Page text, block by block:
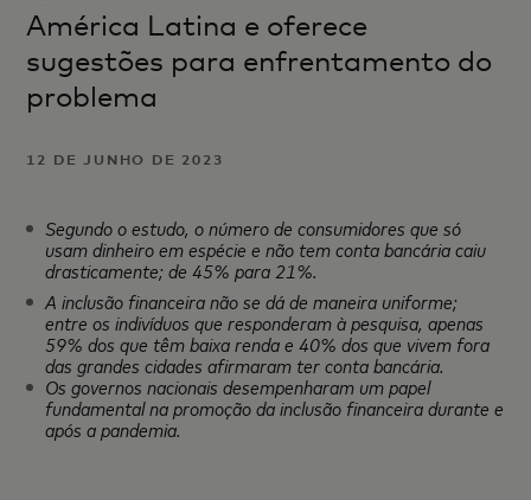
América Latina e oferece
sugestões para enfrentamento do
problema
12 DE JUNHO DE 2023
Segundo o estudo, o número de consumidores que só
usam dinheiro em espécie e não tem conta bancária caiu
drasticamente; de 45% para 21%.
A inclusão financeira não se dá de maneira uniforme;
entre os indivíduos que responderam à pesquisa, apenas
59% dos que têm baixa renda e 40% dos que vivem fora
das grandes cidades afirmaram ter conta bancária.
Os governos nacionais desempenharam um papel
fundamental na promoção da inclusão financeira durante e
após a pandemia.